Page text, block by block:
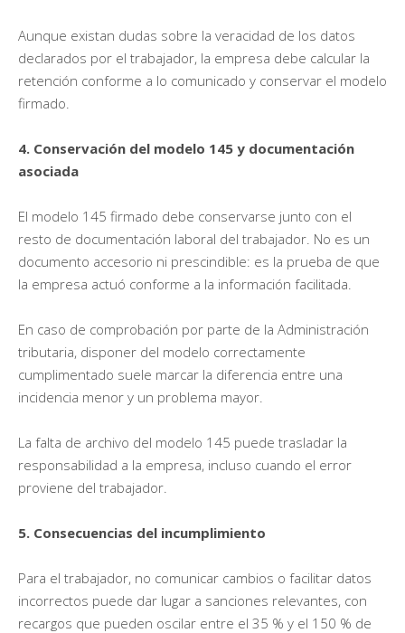
Aunque existan dudas sobre la veracidad de los datos
declarados por el trabajador, la empresa debe calcular la
retención conforme a lo comunicado y conservar el modelo
firmado.
4. Conservación del modelo 145 y documentación
asociada
El modelo 145 firmado debe conservarse junto con el
resto de documentación laboral del trabajador. No es un
documento accesorio ni prescindible: es la prueba de que
la empresa actuó conforme a la información facilitada.
En caso de comprobación por parte de la Administración
tributaria, disponer del modelo correctamente
cumplimentado suele marcar la diferencia entre una
incidencia menor y un problema mayor.
La falta de archivo del modelo 145 puede trasladar la
responsabilidad a la empresa, incluso cuando el error
proviene del trabajador.
5. Consecuencias del incumplimiento
Para el trabajador, no comunicar cambios o facilitar datos
incorrectos puede dar lugar a sanciones relevantes, con
recargos que pueden oscilar entre el 35 % y el 150 % de